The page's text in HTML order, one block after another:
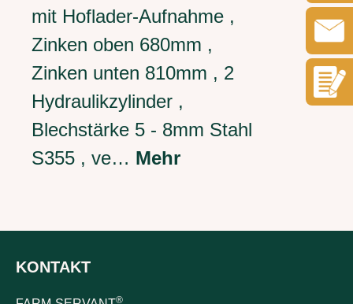
mit Hoflader-Aufnahme ,
Zinken oben 680mm ,
Zinken unten 810mm , 2
Hydraulikzylinder ,
Blechstärke 5 - 8mm Stahl
S355 , ve… Mehr
KONTAKT
®